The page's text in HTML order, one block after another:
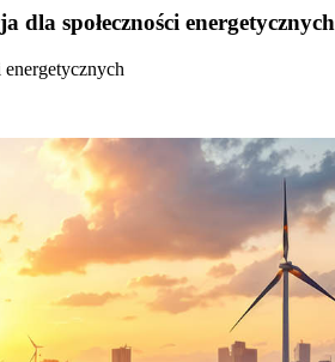
społeczności energetycznych